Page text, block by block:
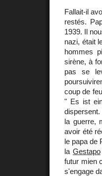
Fallait-il
restés.
1939. Il
nazi, était
hommes
sirène, à
pas se
coup de
" Es ist
dispersent.
la guerre,
avoir été
le papa de
la Gestapo
futur mien
s'engage